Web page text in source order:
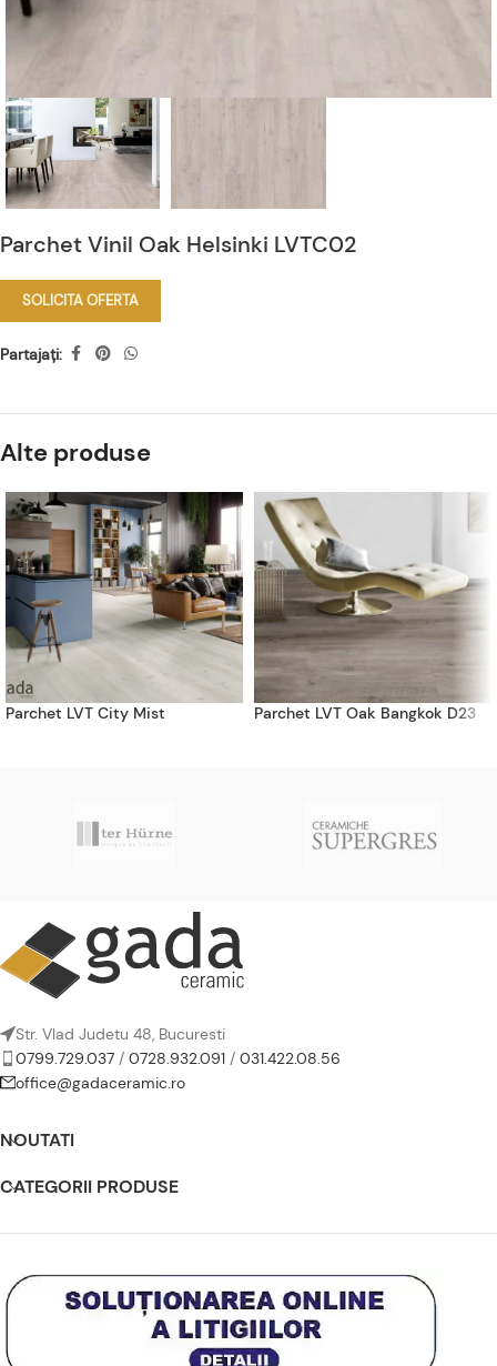
Parchet Vinil Oak Helsinki LVTC02
SOLICITA OFERTA
Partajați:
Alte produse
Parchet LVT City Mist Parchet LVT Oak Bangkok D23
Str. Vlad Judetu 48, Bucuresti
0799.729.037 / 0728.932.091 / 031.422.08.56
office@gadaceramic.ro
NOUTATI
CATEGORII PRODUSE